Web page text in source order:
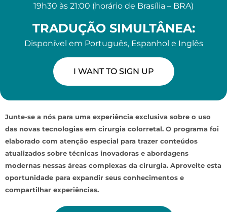
19h30 às 21:00 (horário de Brasília – BRA)
TRADUÇÃO SIMULTÂNEA:
Disponível em Português, Espanhol e Inglês
I WANT TO SIGN UP
Junte-se a nós para uma experiência exclusiva sobre o uso
das novas tecnologias em cirurgia colorretal. O programa foi
elaborado com atenção especial para trazer conteúdos
atualizados sobre técnicas inovadoras e abordagens
modernas nessas áreas complexas da cirurgia. Aproveite esta
oportunidade para expandir seus conhecimentos e
compartilhar experiências.